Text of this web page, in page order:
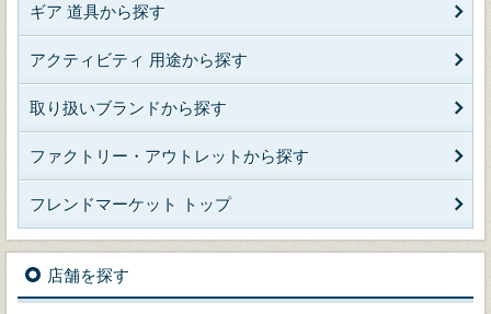
ギア 道具から探す
アクティビティ 用途から探す
取り扱いブランドから探す
ファクトリー・アウトレットから探す
フレンドマーケット トップ
店舗を探す